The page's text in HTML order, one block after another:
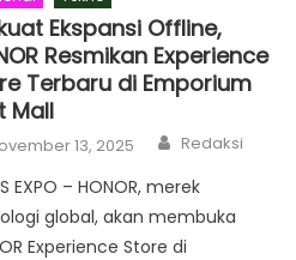
Ekspansi Offline,
Resmikan Experience
Terbaru di Emporium
Mall
13, 2025 Author
Redaksi
EXPO – HONOR, merek
global, akan membuka
Experience Store di